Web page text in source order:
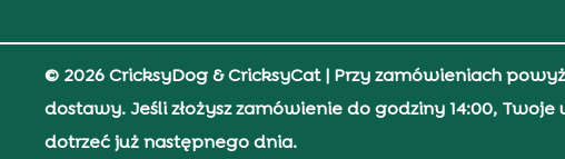
© 2026 CricksyDog & CricksyCat| Przy zamówieniach
dostawy. Jeśli złożysz zamówienie do godziny 14:00,
dotrzeć już następnego dnia.